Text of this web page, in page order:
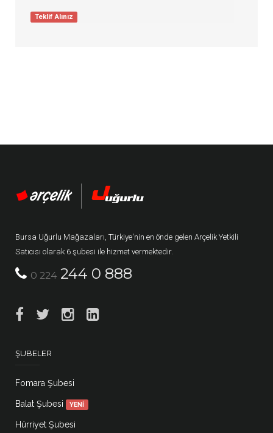
Teklif Alınız
Bursa Uğurlu Mağazaları, Türkiye'nin en önde gelen Arçelik Yetkili
Satıcısı olarak 6 şubesi ile hizmet vermektedir.
0 224 244 0 888
ŞUBELER
Fomara Şubesi
Balat Şubesi YENİ
Hürriyet Şubesi